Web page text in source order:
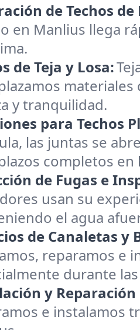
de Techos
en Manlius llega
de Teja y Losa:
y tranquilidad.
para Techos
las juntas se
completos
de Fugas e
usan su
el agua
de Canaletas y
reparamos e
durante
y Reparación
e instalamos